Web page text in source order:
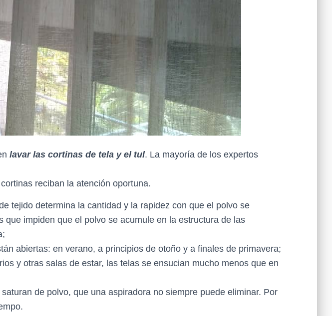
lavar las cortinas de tela y el tul. La mayoría de los expertos
reciban la atención oportuna.
tejido determina la cantidad y la rapidez con que el polvo se
impiden que el polvo se acumule en la estructura de las
abiertas: en verano, a principios de otoño y a finales de primavera;
y otras salas de estar, las telas se ensucian mucho menos que en
de polvo, que una aspiradora no siempre puede eliminar. Por